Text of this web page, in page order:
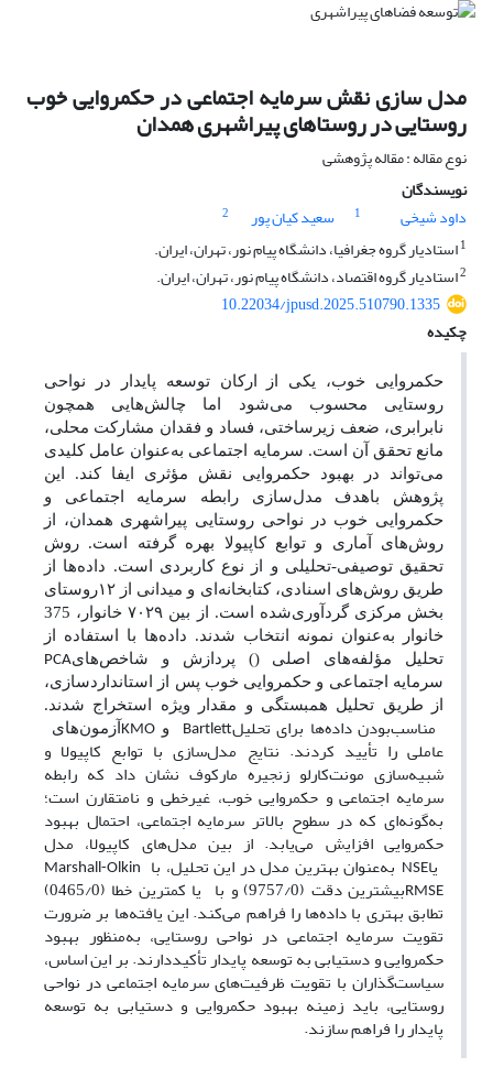
مدل سازی نقش سرمایه اجتماعی در حکمروایی خوب
روستایی در روستاهای پیراشهری همدان
نوع مقاله : مقاله پژوهشی
نویسندگان
داود شیخی
1 سعید کیان پور
2
1استادیار گروه جغرافیا، دانشگاه پیام نور، تهران، ایران.
2استادیار گروه اقتصاد، دانشگاه پیام نور، تهران، ایران.
10.22034/jpusd.2025.510790.1335
چکیده
حکمروایی خوب، یکی از ارکان توسعه پایدار در نواحی
روستایی محسوب می‌شود اما چالش‌هایی همچون
نابرابری، ضعف زیرساختی، فساد و فقدان مشارکت محلی،
مانع تحقق آن است. سرمایه اجتماعی به‌عنوان عامل کلیدی
می‌تواند در بهبود حکمروایی نقش مؤثری ایفا کند. این
پژوهش باهدف مدل‌سازی رابطه سرمایه اجتماعی و
حکمروایی خوب در نواحی روستایی پیراشهری همدان، از
روش‌های آماری و توابع کاپیولا بهره گرفته است. روش
تحقیق توصیفی-تحلیلی و از نوع کاربردی است. داده‌ها از
طریق روش‌های اسنادی، کتابخانه‌ای و میدانی از ۱۲روستای
بخش مرکزی گردآوری‌شده است. از بین ۷۰۲۹
خانوار، 375
خانوار به‌عنوان نمونه انتخاب شدند. داده‌ها با استفاده از
تحلیل مؤلفه‌های اصلی (
PCA) پردازش و شاخص‌های
سرمایه اجتماعی و حکمروایی خوب پس از استانداردسازی،
از طریق تحلیل همبستگی و مقدار ویژه استخراج شدند.
آزمون‌های KMOو Bartlettمناسب‌بودن داده‌ها برای تحلیل
عاملی را تأیید کردند. نتایج مدل‌سازی با توابع کاپیولا و
شبیه‌سازی مونت‌کارلو زنجیره مارکوف نشان داد که رابطه
سرمایه اجتماعی و حکمروایی خوب، غیرخطی و نامتقارن است؛
به‌گونه‌ا‌ی که در سطوح بالاتر سرمایه اجتماعی، احتمال بهبود
حکمروایی افزایش می‌یابد. از بین مدل‌های کاپیولا، مدل
Marshall-Olkin به‌عنوان بهترین مدل در این تحلیل، با NSEیا
بیشترین دقت (9757/0) و باRMSE یا کمترین خطا (0465/0)
تطابق بهتری با داده‌ها را فراهم می‌کند. این یافته‌ها بر ضرورت
تقویت سرمایه اجتماعی در نواحی روستایی، به‌منظور بهبود
حکمروایی و دستیابی به توسعه پایدار تأکیددارند. بر این اساس،
سیاست‌گذاران با تقویت ظرفیت‌های سرمایه اجتماعی در نواحی
روستایی، باید زمینه بهبود حکمروایی و دستیابی به توسعه
پایدار را فراهم سازند.